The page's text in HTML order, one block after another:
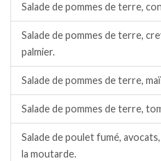
Salade de pommes de terre,
Salade de pommes de terre,
palmier.
Salade de pommes de terre,
Salade de pommes de terre,
Salade de poulet fumé,
la moutarde.